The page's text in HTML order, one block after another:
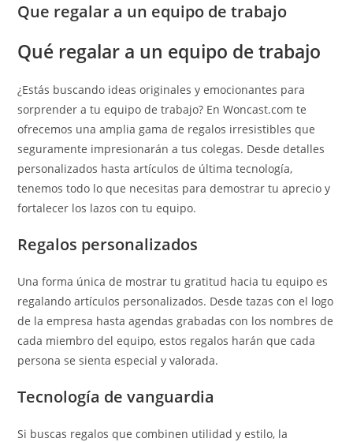
Que regalar a un equipo de trabajo
Qué regalar a un equipo de trabajo
¿Estás buscando ideas originales y emocionantes para
sorprender a tu equipo de trabajo? En Woncast.com te
ofrecemos una amplia gama de regalos irresistibles que
seguramente impresionarán a tus colegas. Desde detalles
personalizados hasta artículos de última tecnología,
tenemos todo lo que necesitas para demostrar tu aprecio y
fortalecer los lazos con tu equipo.
Regalos personalizados
Una forma única de mostrar tu gratitud hacia tu equipo es
regalando artículos personalizados. Desde tazas con el logo
de la empresa hasta agendas grabadas con los nombres de
cada miembro del equipo, estos regalos harán que cada
persona se sienta especial y valorada.
Tecnología de vanguardia
Si buscas regalos que combinen utilidad y estilo, la